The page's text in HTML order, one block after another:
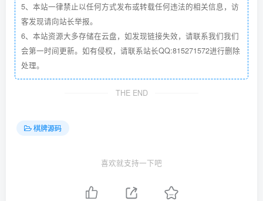
5、本站一律禁止以任何方式发布或转载任何违法的相关信息，访
客发现请向站长举报。
6、本站资源大多存储在云盘，如发现链接失效，请联系我们我们
会第一时间更新。如有侵权，请联系站长QQ:815271572进行删除
处理。
THE END
棋牌源码
喜欢就支持一下吧